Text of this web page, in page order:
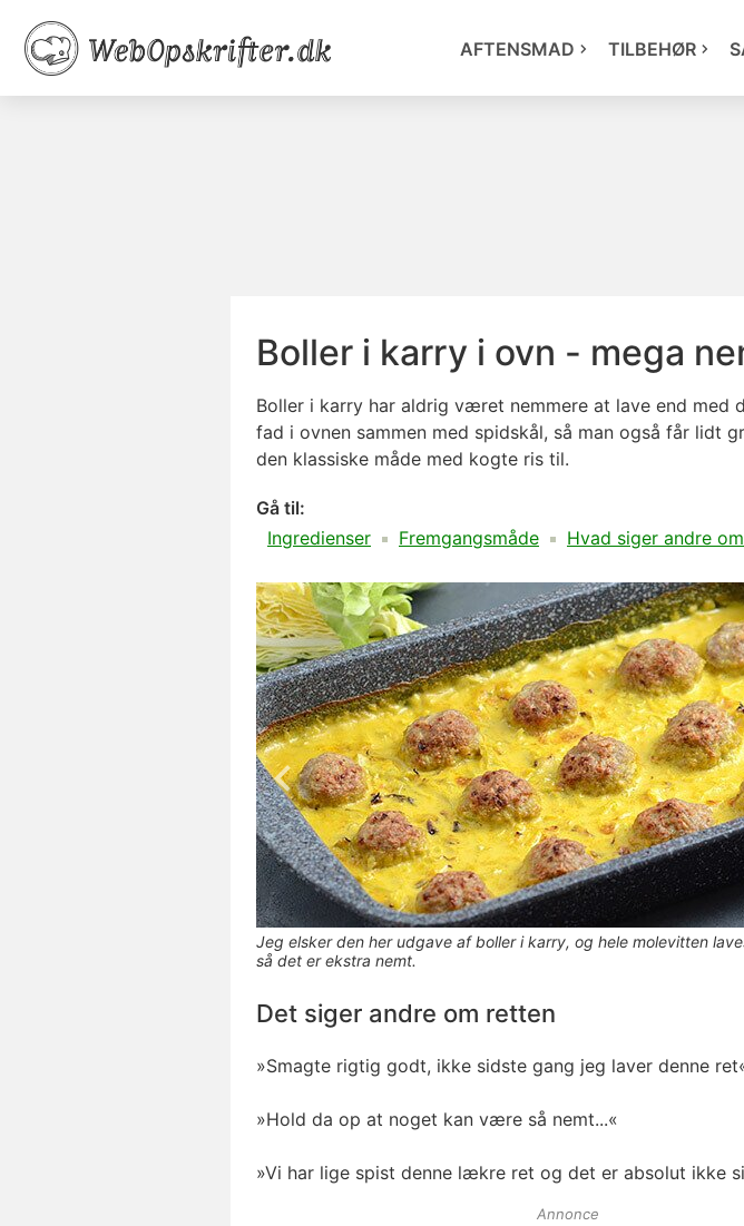
AFTENSMAD TILBEHØR
Boller i karry i ovn - mega
Boller i karry har aldrig været nemmere at lave end
fad i ovnen sammen med spidskål, så man også får lidt
den klassiske måde med kogte ris til.
Gå til:
Ingredienser
Fremgangsmåde Hvad siger andre
Jeg elsker den her udgave af boller i karry, og hele molevitten
så det er ekstra nemt.
Det siger andre om retten
»Smagte rigtig godt, ikke sidste gang jeg laver denne
»Hold da op at noget kan være så nemt...«
»Vi har lige spist denne lækre ret og det er absolut ikke
Annonce